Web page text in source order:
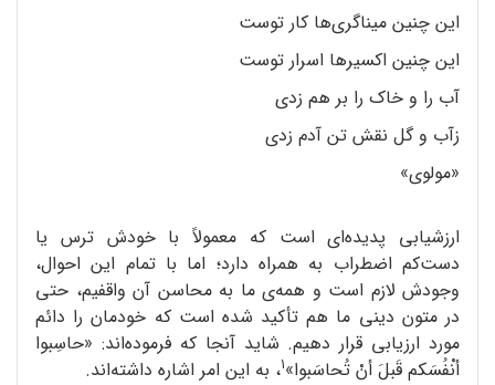
این چنین مینا‌گر‌ی‌ها کار توست
این چنین اکسیر‌ها اسرار توست
آب را و خاک را بر هم زدی
زآب و گل نقش تن آدم زدی
«مولوی»
ارزشیابی پدیده‌ای است که معمولاً با خودش ترس یا
دست‌کم اضطراب به همراه دارد؛ اما با تمام این احوال،
وجودش لازم است و همه‌ی ما به محاسن آن واقفیم، حتی
در متون دینی ما هم تأکید شده است که خودمان را دائم
مورد ارزیابی قرار دهیم. شاید آنجا که فرموده‌اند: «حاسِبوا
أنْفُسَکم قَبلَ أنْ تُحاسَبوا»1، به این امر اشاره داشته‌اند.